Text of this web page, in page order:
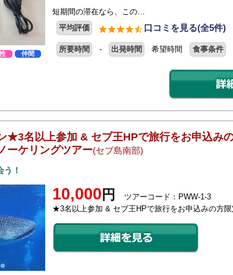
仲間
短期間の滞在なら、この…
平均評価
口コミを見る(全5件)
所要時間 - 出発時間 希望時間 食事条件
★3名以上参加 & セブ王HPで旅行をお申込み
ーケリングツアー(セブ島南部)
う！
10,000 円
ツアーコード：PWW-1-3
★3名以上参加 & セブ王HPで旅行をお申込みの方